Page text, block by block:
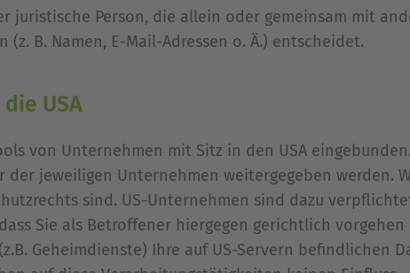
Person, die allein oder gemeinsam mit
B. Namen, E-Mail-Adressen o. Ä.) entscheidet.
USA
von Unternehmen mit Sitz in den USA
der jeweiligen Unternehmen weitergegeben werden.
sind. US-Unternehmen sind dazu
Sie als Betroffener hiergegen gerichtlich
Geheimdienste) Ihre auf US-Servern befindlichen